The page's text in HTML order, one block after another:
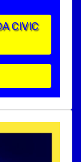
CIVIC